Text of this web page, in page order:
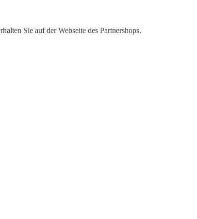
Sie auf der Webseite des Partnershops.